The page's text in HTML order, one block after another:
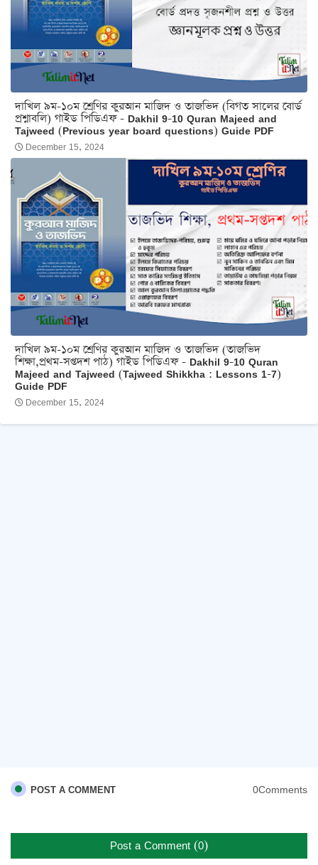
দাখিল ৯ম-১০ম শ্রেণির কুরআন মাজিদ ও তাজভিদ (বিগত সালের বোর্ড
প্রশ্নাবলি) গাইড পিডিএফ - Dakhil 9-10 Quran Majeed and
Tajweed (Previous year board questions) Guide PDF
December 15, 2024
দাখিল ৯ম-১০ম শ্রেণির কুরআন মাজিদ ও তাজভিদ (তাজভিদ
শিক্ষা,প্রথম-সপ্তদশ পাঠ) গাইড পিডিএফ - Dakhil 9-10 Quran
Majeed and Tajweed (Tajweed Shikkha : Lessons 1-7)
Guide PDF
December 15, 2024
POST A COMMENT 0Comments
Post a Comment (0)